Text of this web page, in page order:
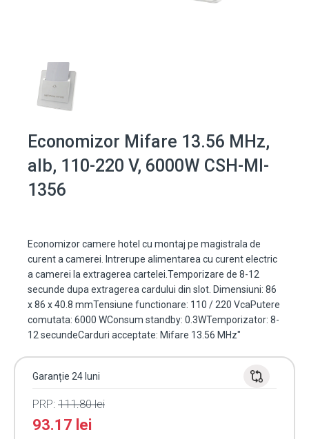
Economizor Mifare 13.56 MHz,
alb, 110-220 V, 6000W CSH-MI-
1356
Economizor camere hotel cu montaj pe magistrala de
curent a camerei. Intrerupe alimentarea cu curent electric
a camerei la extragerea cartelei.Temporizare de 8-12
secunde dupa extragerea cardului din slot. Dimensiuni: 86
x 86 x 40.8 mmTensiune functionare: 110 / 220 VcaPutere
comutata: 6000 WConsum standby: 0.3WTemporizator: 8-
12 secundeCarduri acceptate: Mifare 13.56 MHz"
Garanție 24 luni
PRP: 111.80lei
93.17 lei